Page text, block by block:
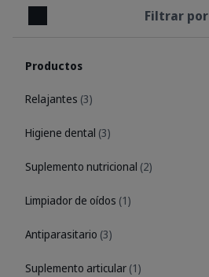
Cerrar Filtrar por
Productos
Relajantes (3)
Higiene dental (3)
Suplemento nutricional (2)
Limpiador de oídos (1)
Antiparasitario (3)
Suplemento articular (1)